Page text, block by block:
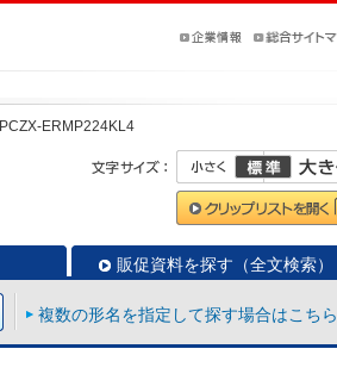
PCZX-ERMP224KL4
販促資料を探す（全文検索）
複数の形名を指定して探す場合はこちら